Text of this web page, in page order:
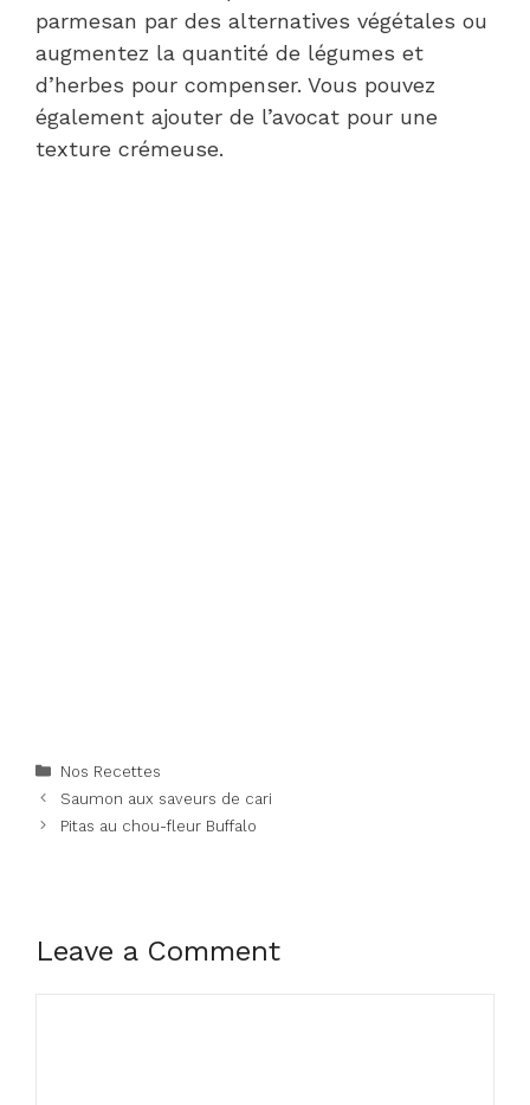
parmesan par des alternatives végétales ou
augmentez la quantité de légumes et
d’herbes pour compenser. Vous pouvez
également ajouter de l’avocat pour une
texture crémeuse.
Categories
Nos Recettes
Saumon aux saveurs de cari
Pitas au chou-fleur Buffalo
Leave a Comment